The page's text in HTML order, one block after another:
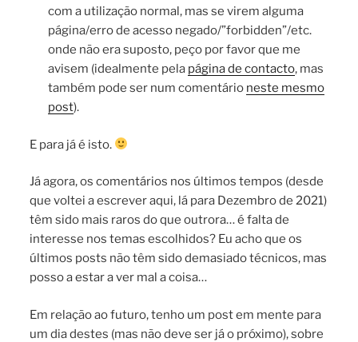
com a utilização normal, mas se virem alguma
página/erro de acesso negado/”forbidden”/etc.
onde não era suposto, peço por favor que me
avisem (idealmente pela página de contacto, mas
também pode ser num comentário neste mesmo
post).
E para já é isto.
Já agora, os comentários nos últimos tempos (desde
que voltei a escrever aqui, lá para Dezembro de 2021)
têm sido mais raros do que outrora… é falta de
interesse nos temas escolhidos? Eu acho que os
últimos posts não têm sido demasiado técnicos, mas
posso a estar a ver mal a coisa…
Em relação ao futuro, tenho um post em mente para
um dia destes (mas não deve ser já o próximo), sobre